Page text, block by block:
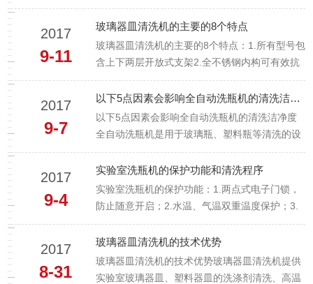
EN61010-2-040，EN61326，
Directive98/37/EEC，Directive06/95/EEC，
Directive89/336/EEC，Directive...
2017
9-11
玻璃器皿清洗机的主要的8个特点
玻璃器皿清洗机的主要的8个特点：1.所有型号包
含上下两层开放式支架2.全不锈钢内构可有效抗
腐蚀并且延长寿命3.可以选择多达21个常规清洗
过程，如轻度/标准/重度清洗循环、冲洗保持循
环、zui终冲洗循环、强制风干（带热或非热）循
环等4.水温55或65摄氏度可选，干燥循环中可选
2017
9-7
以下5点因素会影响全自动洗瓶机的清洗洁净度
以下5点因素会影响全自动洗瓶机的清洗洁净度
全自动洗瓶机是用于玻璃瓶、塑料瓶等清洗的设
备。全自动洗瓶机由不锈钢水泵、高压喷头、电
器箱等组成，采用高压反冲喷洗，瓶壁的污染物
能及时脱离掉入水箱中并被排除，达到清洁的目
的。超声波式全自动洗瓶机可以产生超声波，超
2017
9-4
实验室洗瓶机的保护功能和清洗程序
实验室洗瓶机的保护功能：1.两点式电子门锁，
防止随意开启；2.水温、气温双重温度保护；3.
循环泵高温自动保护；4.断电保护功能；5.排水
管路水封设计防止污水逆流；6.配备有转速传感
器并通过程序监测转速，如检测到障碍物，水泵
将在过热之前被关闭，以防损坏机器，同时也完
2017
8-31
玻璃器皿清洗机的技术优势
玻璃器皿清洗机的技术优势玻璃器皿清洗机提供
实验室玻璃器皿、塑料器皿的洗涤剂清洗、高温